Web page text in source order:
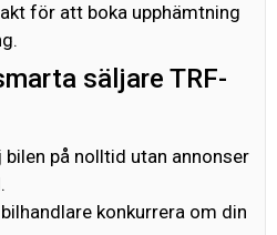
för att boka upphämtning
säljare TRF-
bilen på nolltid utan annonser
konkurrera om din